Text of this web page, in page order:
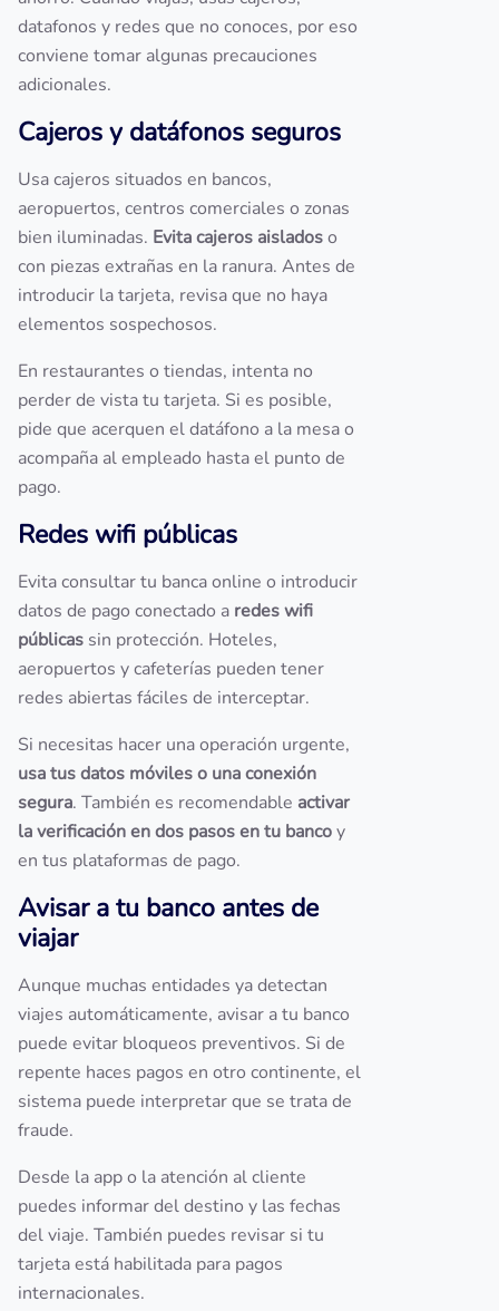
datafonos y redes que no conoces, por eso
conviene tomar algunas precauciones
adicionales.
Cajeros y datáfonos seguros
Usa cajeros situados en bancos,
aeropuertos, centros comerciales o zonas
bien iluminadas. Evita cajeros aisladoso
con piezas extrañas en la ranura. Antes de
introducir la tarjeta, revisa que no haya
elementos sospechosos.
En restaurantes o tiendas, intenta no
perder de vista tu tarjeta. Si es posible,
pide que acerquen el datáfono a la mesa o
acompaña al empleado hasta el punto de
pago.
Redes wifi públicas
Evita consultar tu banca online o introducir
datos de pago conectado a redes wifi
públicas sin protección. Hoteles,
aeropuertos y cafeterías pueden tener
redes abiertas fáciles de interceptar.
Si necesitas hacer una operación urgente,
usa tus datos móviles o una conexión
segura. También es recomendable activar
la verificación en dos pasos en tu bancoy
en tus plataformas de pago.
Avisar a tu banco antes de
viajar
Aunque muchas entidades ya detectan
viajes automáticamente, avisar a tu banco
puede evitar bloqueos preventivos. Si de
repente haces pagos en otro continente, el
sistema puede interpretar que se trata de
fraude.
Desde la app o la atención al cliente
puedes informar del destino y las fechas
del viaje. También puedes revisar si tu
tarjeta está habilitada para pagos
internacionales.